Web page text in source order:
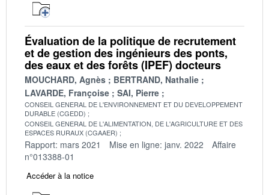
Évaluation de la politique de recrutement
et de gestion des ingénieurs des ponts,
des eaux et des forêts (IPEF) docteurs
MOUCHARD, Agnès
BERTRAND, Nathalie
LAVARDE, Françoise
SAI, Pierre
CONSEIL GENERAL DE L'ENVIRONNEMENT ET DU DEVELOPPEMENT
DURABLE (CGEDD)
CONSEIL GENERAL DE L'ALIMENTATION, DE L'AGRICULTURE ET DES
ESPACES RURAUX (CGAAER)
Rapport: mars 2021 Mise en ligne: janv. 2022
Affaire
n°013388-01
Accéder à la notice